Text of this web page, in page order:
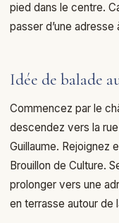
pied dans le centre.
passer d’une adresse
Idée de balade
Commencez par le
descendez vers la
Guillaume. Rejoignez
Brouillon de Culture.
prolonger vers une
en terrasse autour de